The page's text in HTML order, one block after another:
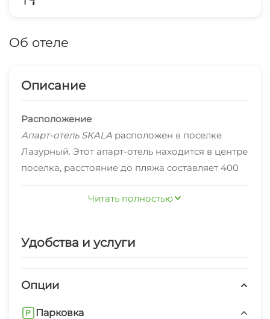
Об отеле
Описание
Расположение
Апарт-отель SKALA расположен в поселке
Лазурный. Этот апарт-отель находится в центре
поселка, расстояние до пляжа составляет 400
м. Рядом с апарт-отелем — пляж Лазурный,
гора Кастель и набережная Алушты.
предоставляется бесплатный Wi-Fi. Для
парковка. Для гостей доступны: библиотека,
площадка для пикника, площадка для
барбекю, бассейн и открытый бассейн, детская
языке.
Читать полностью
Удобства и услуги
Опции
Парковка